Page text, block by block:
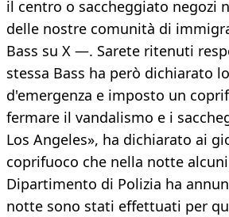
il centro o saccheggiato negozi
delle nostre comunità di
Bass su X —. Sarete ritenuti
stessa Bass ha però dichiarato
d'emergenza e imposto un
fermare il vandalismo e i
Los Angeles», ha dichiarato ai
coprifuoco che nella notte
Dipartimento di Polizia ha
notte sono stati effettuati per